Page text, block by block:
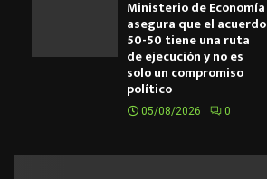
Ministerio de Economía
asegura que el acuerdo
50-50 tiene una ruta
de ejecución y no es
solo un compromiso
político
05/08/2026 0